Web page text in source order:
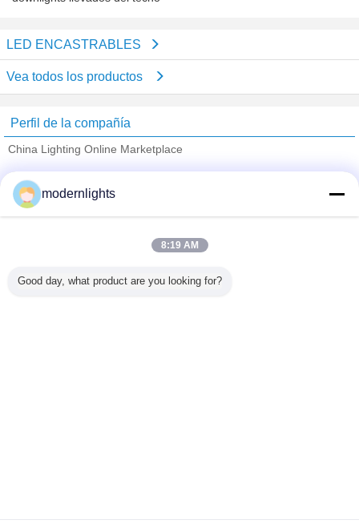
LED ENCASTRABLES
Vea todos los productos
Perfil de la compañía
China Lighting Online Marketplace
Trust Seal
Verified Suplier
Todos los productos
modernlights
8:19 AM
Good day, what product are you looking for?